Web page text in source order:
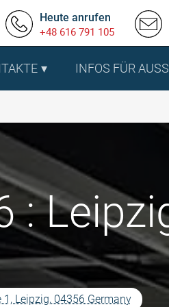
Heute anrufen
+48 616 791 105
INFOS FÜR
:
1, Leipzig, 04356 Germany